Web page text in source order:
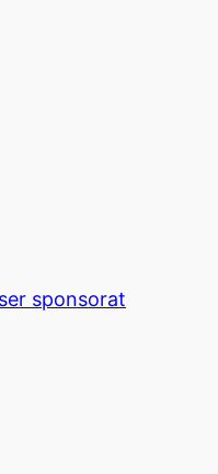
sponsorat